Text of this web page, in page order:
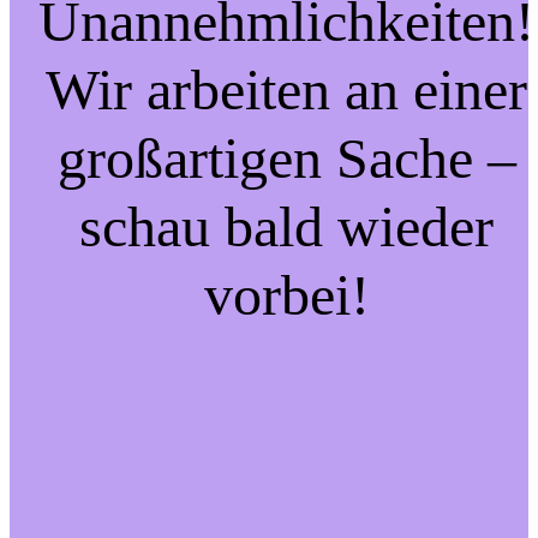
Unannehmlichkeiten!
Wir arbeiten an einer
großartigen Sache –
schau bald wieder
vorbei!